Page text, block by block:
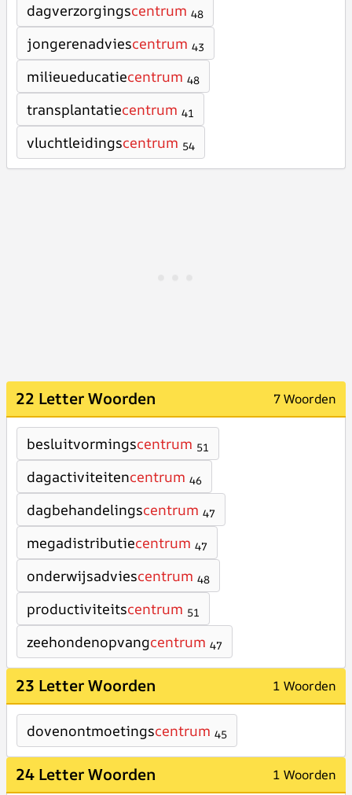
dagverzorgingscentrum 48
jongerenadviescentrum 43
milieueducatiecentrum 48
transplantatiecentrum 41
vluchtleidingscentrum 54
22 Letter Woorden 7 Woorden
besluitvormingscentrum 51
dagactiviteitencentrum 46
dagbehandelingscentrum 47
megadistributiecentrum 47
onderwijsadviescentrum 48
productiviteitscentrum 51
zeehondenopvangcentrum 47
23 Letter Woorden 1 Woorden
dovenontmoetingscentrum 45
24 Letter Woorden 1 Woorden